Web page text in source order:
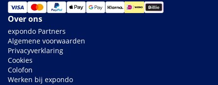
Over ons
expondo Partners
Algemene voorwaarden
Privacyverklaring
Cookies
Colofon
Werken bij expondo